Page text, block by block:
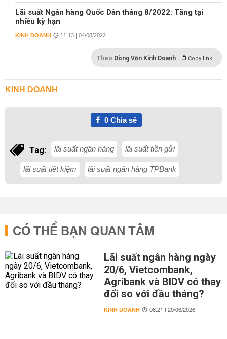
Lãi suất Ngân hàng Quốc Dân tháng 8/2022: Tăng tại
nhiều kỳ hạn
KINH DOANH 11:13 | 04/08/2022
Theo Dòng Vốn Kinh Doanh Copy link
KINH DOANH
0Chia sẻ
Tag: lãi suất ngân hàng lãi suất tiền gửi
lãi suất tiết kiệm lãi suất ngân hàng TPBank
CÓ THỂ BẠN QUAN TÂM
Lãi suất ngân hàng ngày
20/6, Vietcombank,
Agribank và BIDV có thay
đổi so với đầu tháng?
KINH DOANH 08:21 | 20/06/2026